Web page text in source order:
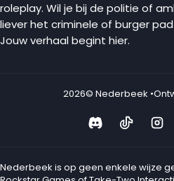
roleplay. Wil je bij de politie of
liever het criminele of burger
Jouw verhaal begint hier.
2026© Nederbeek •
Nederbeek is op geen enkele wijze